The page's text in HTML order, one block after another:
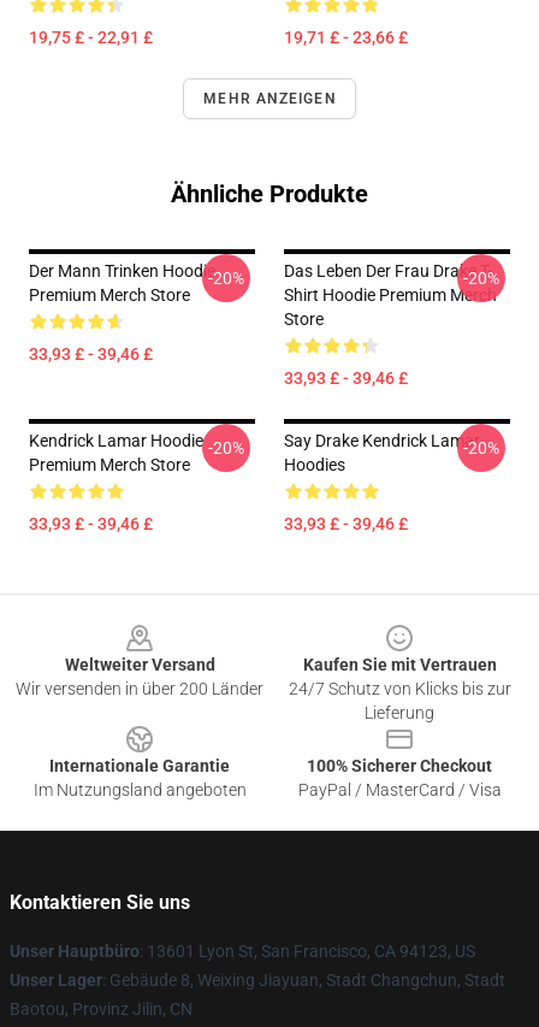
19,75 £ - 22,91 £ 19,71 £ - 23,66 £
MEHR ANZEIGEN
Ähnliche Produkte
Der Mann Trinken Hoodie
Premium Merch Store
33,93 £ - 39,46 £
-20%
Das Leben Der Frau Drake T-
Shirt Hoodie Premium Merch
Store
33,93 £ - 39,46 £
-20%
Kendrick Lamar Hoodie
Premium Merch Store
33,93 £ - 39,46 £
-20%
Say Drake Kendrick Lamar
Hoodies
33,93 £ - 39,46 £
-20%
Weltweiter Versand
Wir versenden in über 200 Länder
Kaufen Sie mit Vertrauen
24/7 Schutz von Klicks bis zur
Lieferung
Internationale Garantie
Im Nutzungsland angeboten
100% Sicherer Checkout
PayPal / MasterCard / Visa
Kontaktieren Sie uns
Unser Hauptbüro: 13601 Lyon St, San Francisco, CA 94123, US
Unser Lager: Gebäude 8, Weixing Jiayuan, Stadt Changchun, Stadt
Baotou, Provinz Jilin, CN